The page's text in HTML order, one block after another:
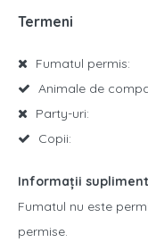
Termeni
Fumatul permis:
Animale de
Party-uri:
Copii:
Informații
Fumatul nu este
permise.